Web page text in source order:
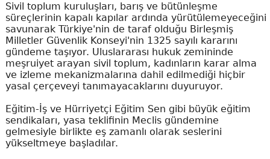
Sivil toplum kuruluşları, barış ve bütünleşme
süreçlerinin kapalı kapılar ardında yürütülemeyeceğini
savunarak Türkiye'nin de taraf olduğu Birleşmiş
Milletler Güvenlik Konseyi'nin 1325 sayılı kararını
gündeme taşıyor. Uluslararası hukuk zemininde
meşruiyet arayan sivil toplum, kadınların karar alma
ve izleme mekanizmalarına dahil edilmediği hiçbir
yasal çerçeveyi tanımayacaklarını duyuruyor.
Eğitim-İş ve Hürriyetçi Eğitim Sen gibi büyük eğitim
sendikaları, yasa teklifinin Meclis gündemine
gelmesiyle birlikte eş zamanlı olarak seslerini
yükseltmeye başladılar.